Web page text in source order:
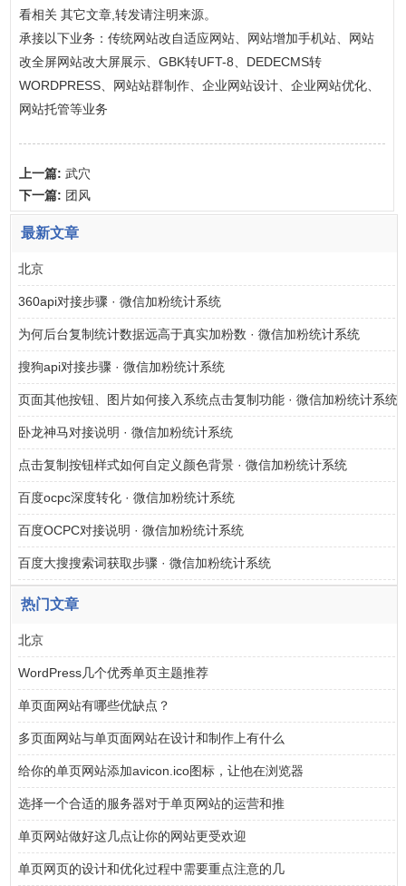
看相关 其它文章,转发请注明来源。
承接以下业务：传统网站改自适应网站、网站增加手机站、网站
改全屏网站改大屏展示、GBK转UFT-8、DEDECMS转
WORDPRESS、网站站群制作、企业网站设计、企业网站优化、
网站托管等业务
上一篇: 武穴
下一篇: 团风
最新文章
北京
360api对接步骤 · 微信加粉统计系统
为何后台复制统计数据远高于真实加粉数 · 微信加粉统计系统
搜狗api对接步骤 · 微信加粉统计系统
页面其他按钮、图片如何接入系统点击复制功能 · 微信加粉统计系统
卧龙神马对接说明 · 微信加粉统计系统
点击复制按钮样式如何自定义颜色背景 · 微信加粉统计系统
百度ocpc深度转化 · 微信加粉统计系统
百度OCPC对接说明 · 微信加粉统计系统
百度大搜搜索词获取步骤 · 微信加粉统计系统
热门文章
北京
WordPress几个优秀单页主题推荐
单页面网站有哪些优缺点？
多页面网站与单页面网站在设计和制作上有什么
给你的单页网站添加avicon.ico图标，让他在浏览器
选择一个合适的服务器对于单页网站的运营和推
单页网站做好这几点让你的网站更受欢迎
单页网页的设计和优化过程中需要重点注意的几